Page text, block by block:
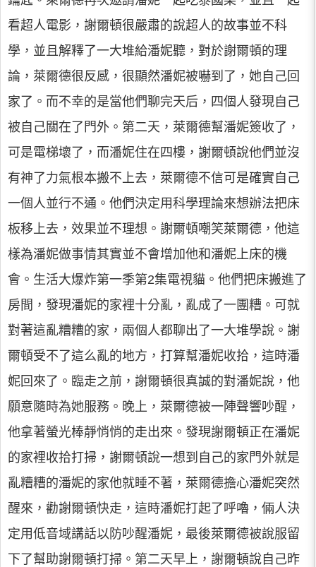
看超人電影，謝爾頓很嚴肅的說超人的故事並不科
學，並且解釋了一大堆給潘妮聽，對於謝爾頓的理
論，萊爾德很反感，很顯然潘妮被嚇到了，她自己回
家了。而不幸的是當他們聊完天后，四個人發現自己
被自己關在了門外。第二天，萊爾德幫潘妮簽收了，
可是電梯壞了，而潘妮住在四樓，謝爾頓說他們並沒
有神了力氣根本搬不上去，萊爾德不信可是確實自己
一個人並行不通。他們決定用科學理論來想辦法把床
板移上去，效果並不理想。謝爾頓嘲笑萊爾德，他這
樣為潘妮做事情其實並不會增加他和潘妮上床的機
會。生活大爆炸第一季第2集電視貓。他們把床搬進了
房間，發現潘妮的家裡十分亂，亂成了一團糟。可就
對著這亂糟糟的家，兩個人都聊出了一大堆學說。謝
爾頓受不了這么亂的地方，打算幫潘妮收拾，這時潘
妮回來了。臨走之前，謝爾頓很真誠的對潘妮說，他
願意隨時為她服務。晚上，萊爾德被一陣聲響吵醒，
他拿著螢光棒靜悄悄的走出來。發現謝爾頓正在潘妮
的家裡收拾打掃，謝爾頓說一想到自己的家門外就是
亂糟糟的潘妮的家他就睡不著，萊爾德擔心潘妮突然
醒來，勸謝爾頓快走，這時潘妮打起了呼嚕，倆人決
定用低音域講話以防吵醒潘妮，最後萊爾德被說服留
下了幫助謝爾頓打掃。第二天早上，謝爾頓說自己昨